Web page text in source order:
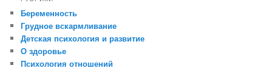
Беременность
Грудное вскармливание
Детская психология и развитие
О здоровье
Психология отношений